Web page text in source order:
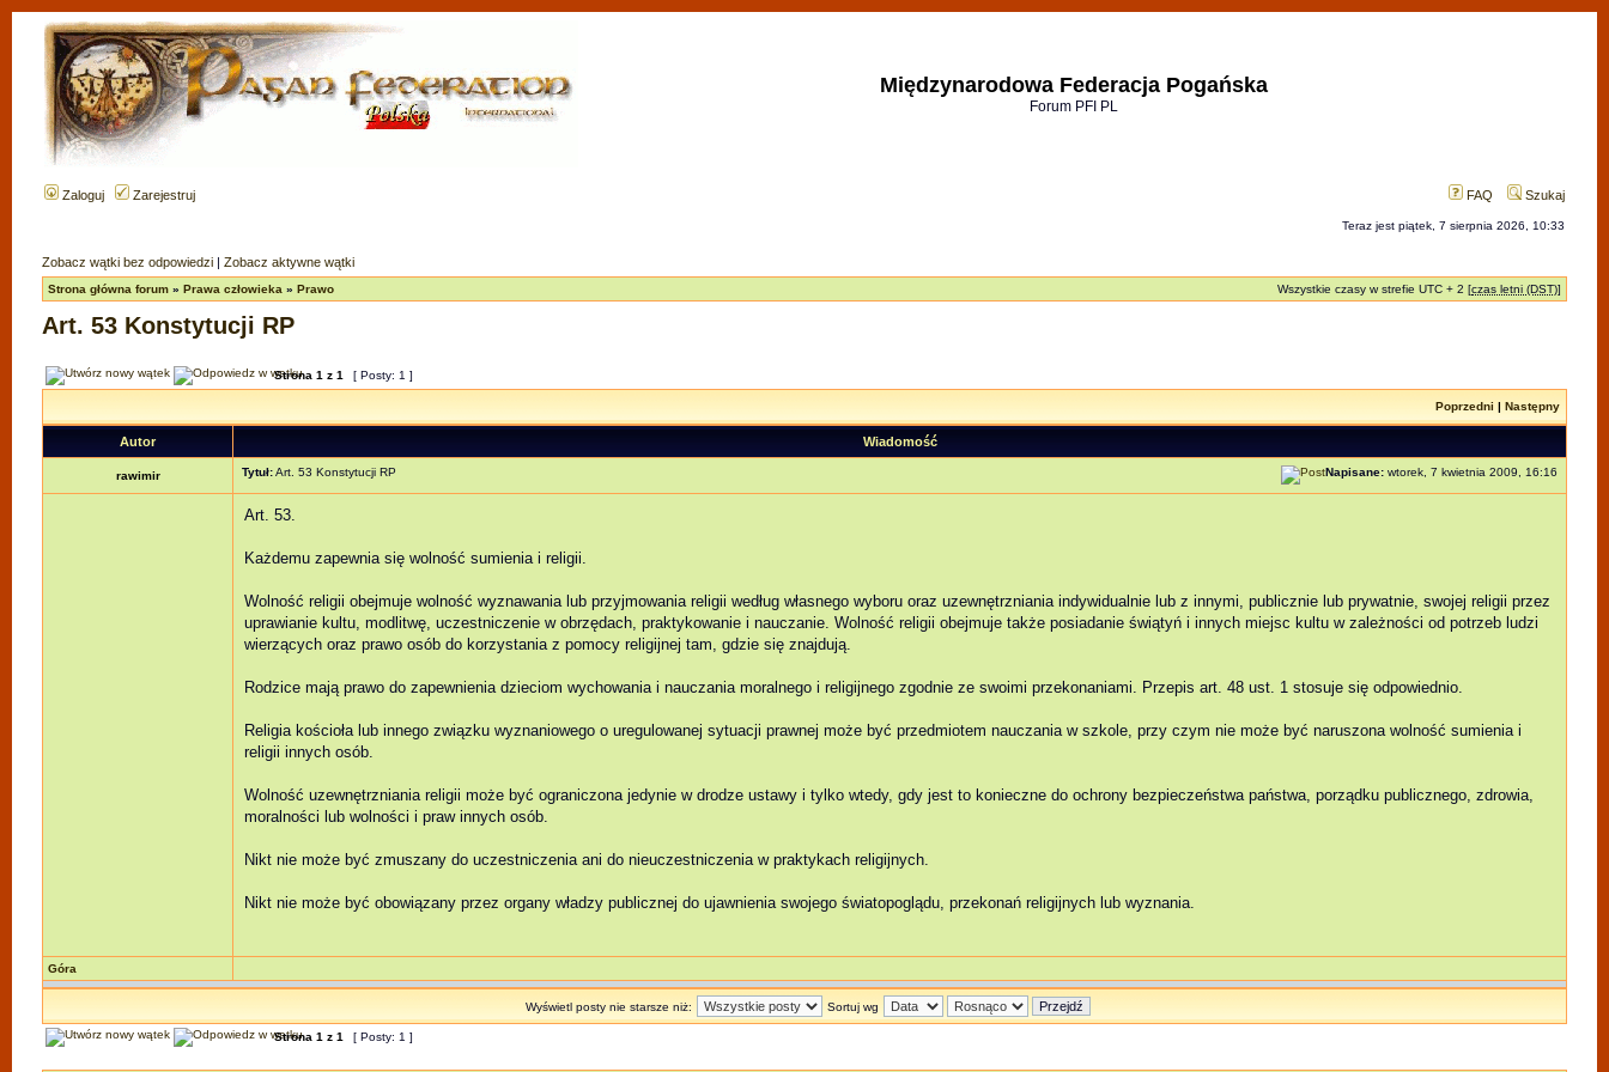
Międzynarodowa Federacja Pogańska
Forum PFI PL
Zaloguj Zarejestruj FAQ Szukaj
Teraz jest piątek, 7 sierpnia 2026, 10:33
Zobacz wątki bez odpowiedzi | Zobacz aktywne wątki
Strona główna forum » Prawa człowieka » Prawo Wszystkie czasy w strefie UTC + 2 [czas letni (DST)]
Art. 53 Konstytucji RP
Strona 1 z 1 [ Posty: 1 ]
Poprzedni | Następny
Autor Wiadomość
rawimir Tytuł:Art. 53 Konstytucji RP Napisane: wtorek, 7 kwietnia 2009, 16:16
Art. 53.
Każdemu zapewnia się wolność sumienia i religii.
Wolność religii obejmuje wolność wyznawania lub przyjmowania religii według własnego wyboru oraz uzewnętrzniania indywidualnie lub z innymi, publicznie lub prywatnie, swojej religii przez
uprawianie kultu, modlitwę, uczestniczenie w obrzędach, praktykowanie i nauczanie. Wolność religii obejmuje także posiadanie świątyń i innych miejsc kultu w zależności od potrzeb ludzi
wierzących oraz prawo osób do korzystania z pomocy religijnej tam, gdzie się znajdują.
Rodzice mają prawo do zapewnienia dzieciom wychowania i nauczania moralnego i religijnego zgodnie ze swoimi przekonaniami. Przepis art. 48 ust. 1 stosuje się odpowiednio.
Religia kościoła lub innego związku wyznaniowego o uregulowanej sytuacji prawnej może być przedmiotem nauczania w szkole, przy czym nie może być naruszona wolność sumienia i
religii innych osób.
Wolność uzewnętrzniania religii może być ograniczona jedynie w drodze ustawy i tylko wtedy, gdy jest to konieczne do ochrony bezpieczeństwa państwa, porządku publicznego, zdrowia,
moralności lub wolności i praw innych osób.
Nikt nie może być zmuszany do uczestniczenia ani do nieuczestniczenia w praktykach religijnych.
Nikt nie może być obowiązany przez organy władzy publicznej do ujawnienia swojego światopoglądu, przekonań religijnych lub wyznania.
Góra
Wyświetl posty nie starsze niż: Sortuj wg
Strona 1 z 1 [ Posty: 1 ]